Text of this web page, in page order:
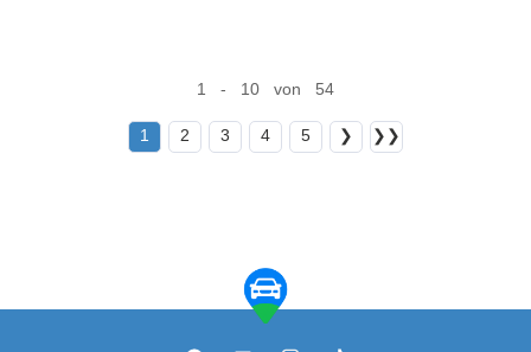
1 - 10 von 54
1 2 3 4 5 ❯ ❯❯